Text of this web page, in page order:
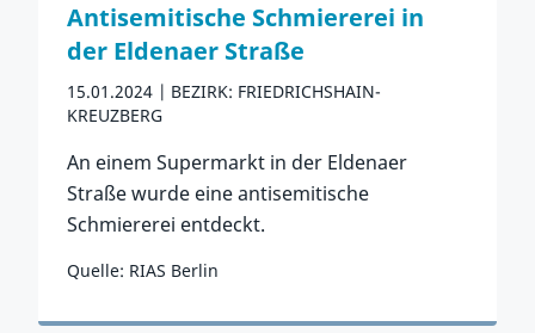
Antisemitische Schmiererei in
der Eldenaer Straße
15.01.2024
BEZIRK: FRIEDRICHSHAIN-
KREUZBERG
An einem Supermarkt in der Eldenaer
Straße wurde eine antisemitische
Schmiererei entdeckt.
Quelle: RIAS Berlin
Zum Vorfall